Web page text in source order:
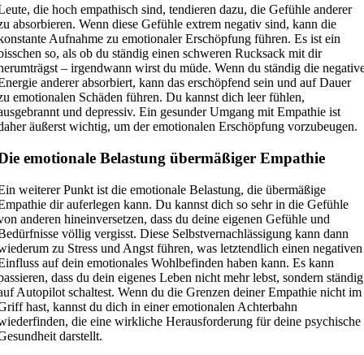
die hoch empathisch sind, tendieren dazu, die Gefühle anderer
absorbieren. Wenn diese Gefühle extrem negativ sind, kann die
Aufnahme zu emotionaler Erschöpfung führen. Es ist ein
so, als ob du ständig einen schweren Rucksack mit dir
– irgendwann wirst du müde. Wenn du ständig die
anderer absorbiert, kann das erschöpfend sein und auf Dauer
emotionalen Schäden führen. Du kannst dich leer fühlen,
und depressiv. Ein gesunder Umgang mit Empathie ist
äußerst wichtig, um der emotionalen Erschöpfung vorzubeugen.
emotionale Belastung übermäßiger Empathie
weiterer Punkt ist die emotionale Belastung, die übermäßige
dir auferlegen kann. Du kannst dich so sehr in die Gefühle
anderen hineinversetzen, dass du deine eigenen Gefühle und
völlig vergisst. Diese Selbstvernachlässigung kann dann
zu Stress und Angst führen, was letztendlich einen negativen
auf dein emotionales Wohlbefinden haben kann. Es kann
dass du dein eigenes Leben nicht mehr lebst, sondern ständig
Autopilot schaltest. Wenn du die Grenzen deiner Empathie nicht im
hast, kannst du dich in einer emotionalen Achterbahn
die eine wirkliche Herausforderung für deine psychische
darstellt.